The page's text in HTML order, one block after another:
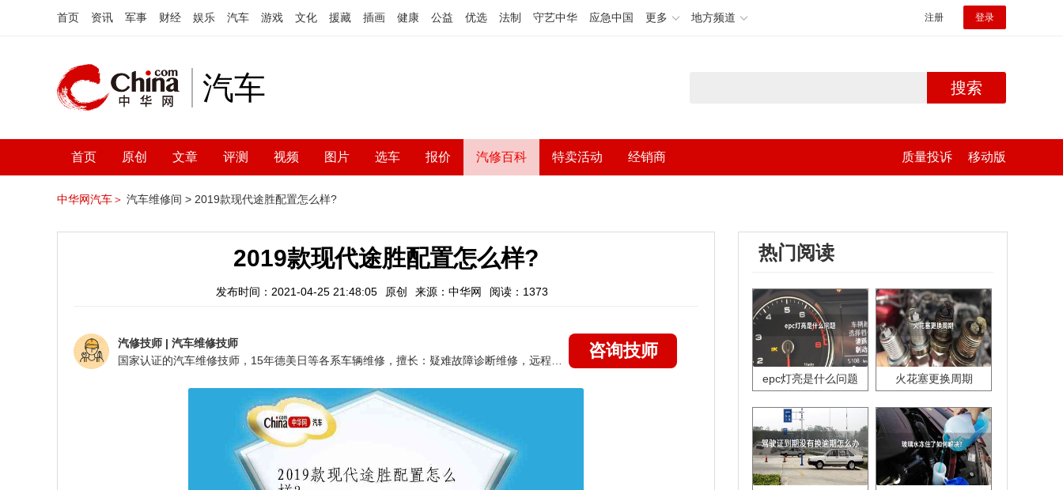
首页 资讯 军事 财经 娱乐 汽车 游戏 文化 援藏 插画 健康 公益 优选 法制 守艺中华 应急中国 更多 地方频道 注册 登录
汽车 搜索
首页 原创 文章 评测 视频 图片 选车 报价 汽修百科 特卖活动 经销商 质量投诉 移动版
中华网汽车＞ 汽车维修间 > 2019款现代途胜配置怎么样?
2019款现代途胜配置怎么样?
发布时间：2021-04-25 21:48:05 原创 来源：中华网 阅读：1373
汽修技师 | 汽车维修技师
咨询技师
热门阅读
epc灯亮是什么问题 火花塞更换周期